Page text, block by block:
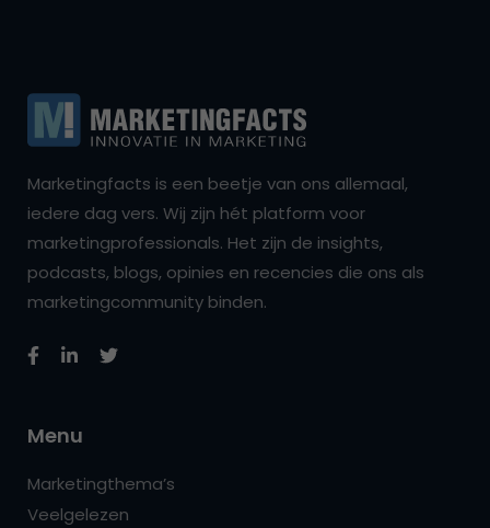
Marketingfacts is een beetje van ons allemaal,
iedere dag vers. Wij zijn hét platform voor
marketingprofessionals. Het zijn de insights,
podcasts, blogs, opinies en recencies die ons als
marketingcommunity binden.
Menu
Marketingthema’s
Veelgelezen